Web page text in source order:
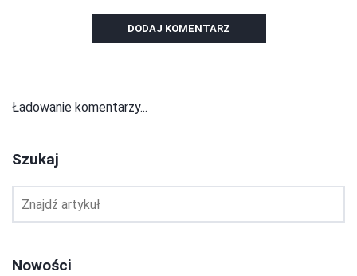
DODAJ KOMENTARZ
Ładowanie komentarzy...
Szukaj
Nowości